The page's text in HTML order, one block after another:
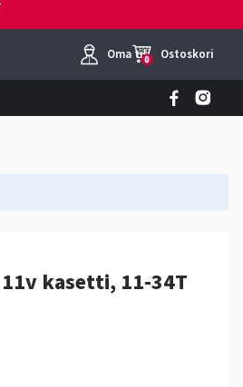
Oma tili
0 Ostoskori
kasetti, 11-34T